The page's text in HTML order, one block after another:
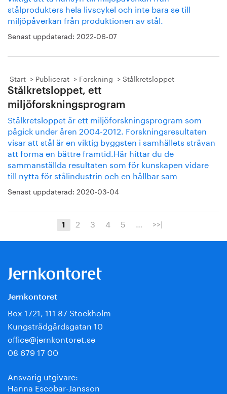
stålprodukters hela livscykel och inte bara se till
miljöpåverkan från produktionen av stål.
Senast uppdaterad: 2022-06-07
Start Publicerat Forskning Stålkretsloppet
Stålkretsloppet, ett
miljöforskningsprogram
Stålkretsloppet är ett miljöforskningsprogram som
pågick under åren 2004-2012. Forskningsresultaten
visar att stål är en viktig byggsten i samhällets strävan
att forma en bättre framtid.Här hittar du de
sammanställda resultaten som för kunskapen vidare
till nytta för stålindustrin och en hållbar sam
Senast uppdaterad: 2020-03-04
1 2 3 4 5 … >>|
Jernkontoret
Box 1721, 111 87 Stockholm
Kungsträdgårdsgatan 10
office@jernkontoret.se
08 679 17 00
Ansvarig utgivare:
Hanna Escobar-Jansson